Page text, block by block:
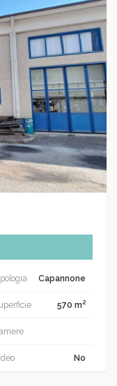
Capannone
570 m2
No